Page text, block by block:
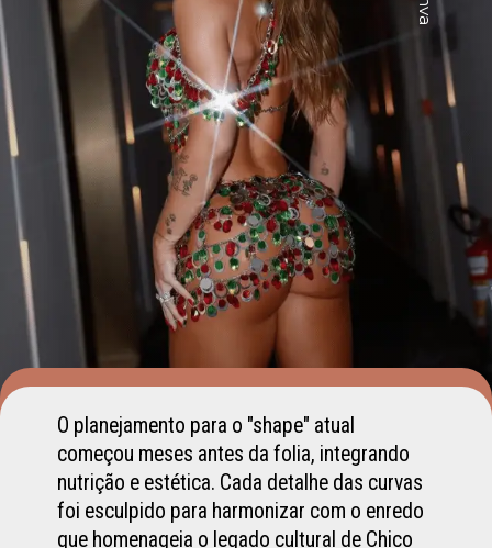
O planejamento para o "shape" atual
começou meses antes da folia, integrando
nutrição e estética. Cada detalhe das curvas
foi esculpido para harmonizar com o enredo
que homenageia o legado cultural de Chico